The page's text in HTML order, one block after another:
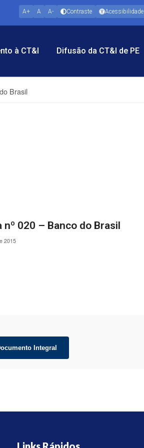
Brasil
A+ A A- Contraste Acessibilidade
à CT&I Difusão da CT&I de PE
nº 020 – Banco do Brasil
2015
Integral